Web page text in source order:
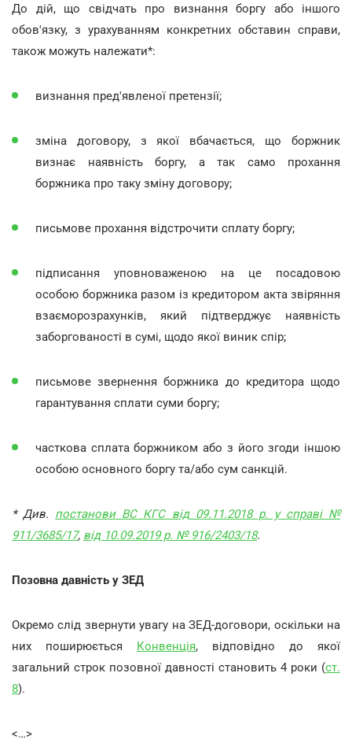
До дій, що свідчать про визнання боргу або іншого
обов'язку, з урахуванням конкретних обставин справи,
також можуть належати*:
визнання пред'явленої претензії;
зміна договору, з якої вбачається, що боржник
визнає наявність боргу, а так само прохання
боржника про таку зміну договору;
письмове прохання відстрочити сплату боргу;
підписання уповноваженою на це посадовою
особою боржника разом із кредитором акта звіряння
взаєморозрахунків, який підтверджує наявність
заборгованості в сумі, щодо якої виник спір;
письмове звернення боржника до кредитора щодо
гарантування сплати суми боргу;
часткова сплата боржником або з його згоди іншою
особою основного боргу та/або сум санкцій.
* Див. постанови ВС КГС від 09.11.2018 р. у справі №
911/3685/17, від 10.09.2019 р. № 916/2403/18.
Позовна давність у ЗЕД
Окремо слід звернути увагу на ЗЕД-договори, оскільки на
них поширюється Конвенція, відповідно до якої
загальний строк позовної давності становить 4 роки (ст.
8).
<…>